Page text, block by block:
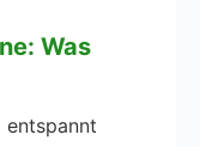
Was
entspannt